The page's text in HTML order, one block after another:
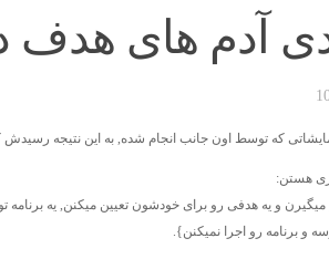
آدم های هدف
که توسط اون جانب انجام شده, به این نتیجه
میگیرن و یه هدفی رو برای خودشون تعیین میکنن, یه
برنامه رو اجرا نمیکنن}.